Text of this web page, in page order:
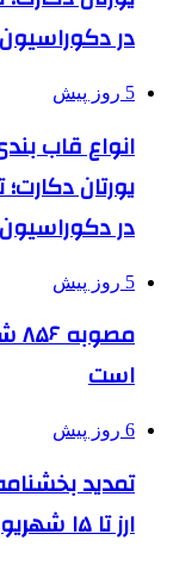
در
5 روز پیش
انواع قاب
یورتان
در
5 روز پیش
است
6 روز پیش
تمدید
ارز تا ۱۵ شهریور